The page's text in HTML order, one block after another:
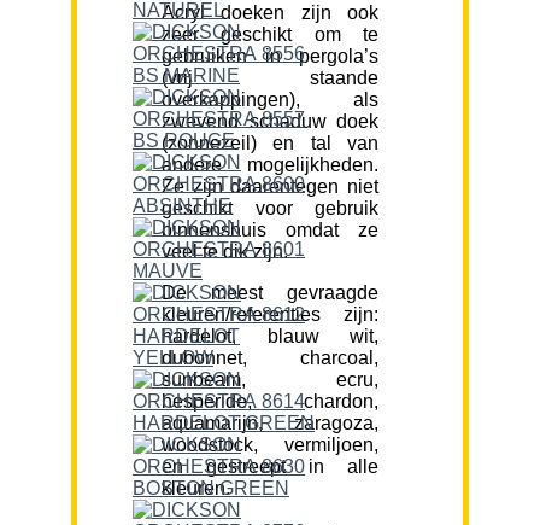
Acryl doeken zijn ook
zeer geschikt om te
gebruiken in pergola’s
(vrij staande
overkappingen), als
zwevend schaduw doek
(zonnezeil) en tal van
andere mogelijkheden.
Ze zijn daarentegen niet
geschikt voor gebruik
binnenshuis omdat ze
veel te dik zijn.
De meest gevraagde
kleuren/referenties zijn:
hardelot, blauw wit,
dubonnet, charcoal,
sunbeam, ecru,
hesperide, chardon,
aquamarijn, zaragoza,
woodstock, vermiljoen,
en gestreept in alle
kleuren.